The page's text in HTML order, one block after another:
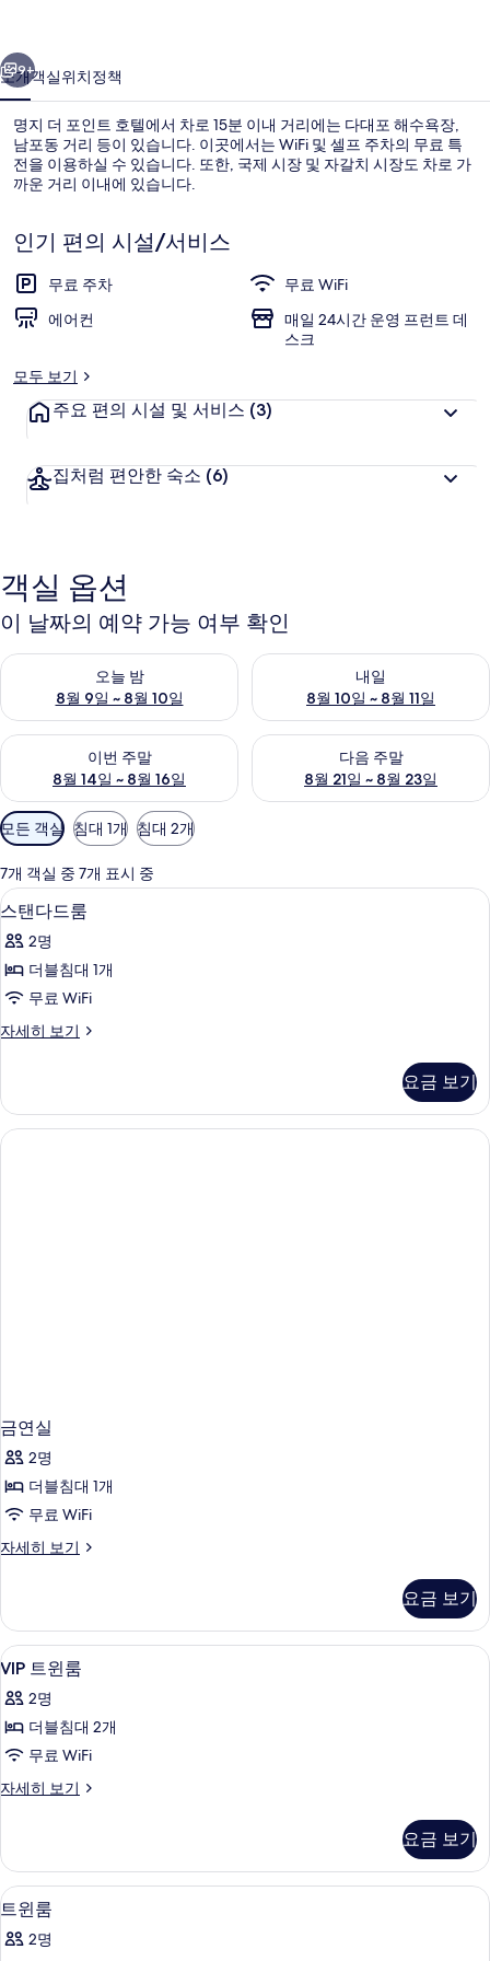
텔
의
사
진
러
리
테라스룸 | 무료 WiFi
9+
소개객실위치정책
명지 더 포인트 호텔에서 차로 15분 이내 거리에는 다대포 해수욕장,
남포동 거리 등이 있습니다. 이곳에서는 WiFi 및 셀프 주차의 무료 특
전을 이용하실 수 있습니다. 또한, 국제 시장 및 자갈치 시장도 차로 가
까운 거리 이내에 있습니다.
인기 편의 시설/서비스
무료 주차
무료 WiFi
에어컨
매일 24시간 운영 프런트 데
스크
모두 보기
주요 편의 시설 및 서비스 (3)
집처럼 편안한 숙소 (6)
객실 옵션
이 날짜의 예약 가능 여부 확인
오늘 밤
8월 9일 ~ 8월 10일
오늘 밤 예약 가능 여부 확인, 8월 9일 ~ 8월 10일
내일
8월 10일 ~ 8월 11일
내일 예약 가능 여부 확인, 8월
이번 주말
8월 14일 ~ 8월 16일
이번 주말 예약 가능 여부 확인, 8월 14일 ~ 8월 16일
다음 주말
8월 21일 ~ 8월 23일
다음 주말 예약 가능 여부 확인
객
실
에
사
용
가
능
한
터
모든 객실 침대 1개 침대 2개
7개 객실 중 7개 표시 중
스
탠
다
드
사
모
두
2
스탠다드룸
2명
더블침대 1개
무료 WiFi
자세히 보기
스
룸
자
세
요금 보기
금연실
2명
더블침대 1개
무료 WiFi
자세히 보기
금
세
히
보
요금 보기
VIP
트
윈
룸
사
진
두
보
기
2
VIP 트윈룸
2명
더블침대 2개
무료 WiFi
자세히 보기
VIP
자
세
히
기
요금 보기
트
윈
2
트윈룸
2명